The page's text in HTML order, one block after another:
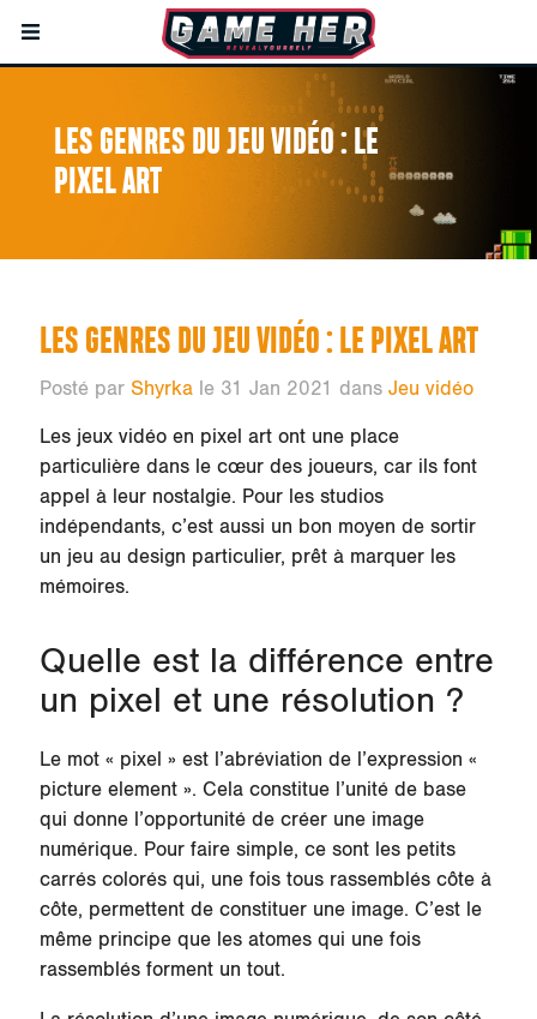
LES GENRES DU JEU VIDÉO : LE
PIXEL ART
LES GENRES DU JEU VIDÉO : LE PIXEL ART
Posté par Shyrkale 31 Jan 2021 dans Jeu vidéo
Les jeux vidéo en pixel art ont une place
particulière dans le cœur des joueurs, car ils font
appel à leur nostalgie. Pour les studios
indépendants, c’est aussi un bon moyen de sortir
un jeu au design particulier, prêt à marquer les
mémoires.
Quelle est la différence entre
un pixel et une résolution ?
Le mot « pixel » est l’abréviation de l’expression «
picture element ». Cela constitue l’unité de base
qui donne l’opportunité de créer une image
numérique. Pour faire simple, ce sont les petits
carrés colorés qui, une fois tous rassemblés côte à
côte, permettent de constituer une image. C’est le
même principe que les atomes qui une fois
rassemblés forment un tout.